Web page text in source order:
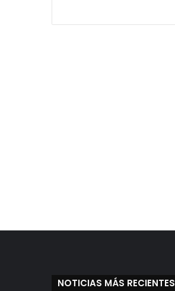
NOTICIAS MÁS RECIENTES